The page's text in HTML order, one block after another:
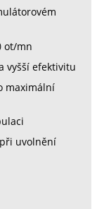
ot/mn
vyšší efektivitu
maximální
uvolnění